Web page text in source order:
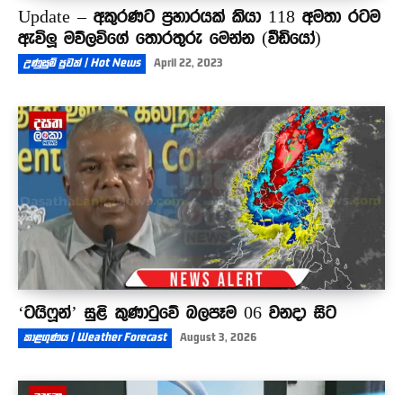
Update – අකුරණට ප්‍රහාරයක් කියා 118 අමතා රටම
ඇවිලූ මව්ලවිගේ තොරතුරු මෙන්න (වීඩියෝ)
උණුසුම් පුවත් | Hot News April 22, 2023
‘ටයිෆූන්’ සුළි කුණාටුවේ බලපෑම 06 වනදා සිට
කාළගුණය | Weather Forecast August 3, 2026